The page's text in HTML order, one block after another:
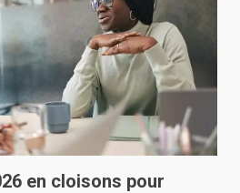
en cloisons pour